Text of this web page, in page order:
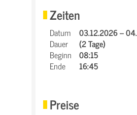
Zeiten
Datum
03.12.2026 –
Dauer
(2 Tage)
Beginn
08:15
Ende
16:45
Preise